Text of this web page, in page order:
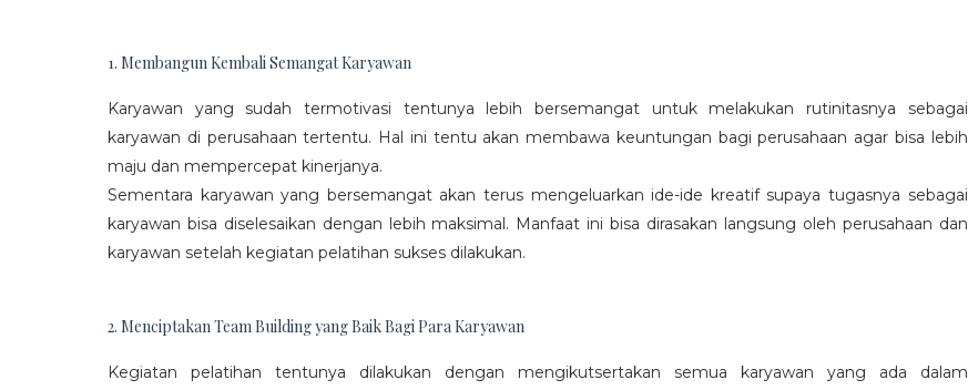
1. Membangun Kembali Semangat Karyawan
Karyawan yang sudah termotivasi tentunya lebih bersemangat untuk melakukan rutinitasnya sebagai
karyawan di perusahaan tertentu. Hal ini tentu akan membawa keuntungan bagi perusahaan agar bisa lebih
maju dan mempercepat kinerjanya.
Sementara karyawan yang bersemangat akan terus mengeluarkan ide-ide kreatif supaya tugasnya sebagai
karyawan bisa diselesaikan dengan lebih maksimal. Manfaat ini bisa dirasakan langsung oleh perusahaan dan
karyawan setelah kegiatan pelatihan sukses dilakukan.
2. Menciptakan Team Building yang Baik Bagi Para Karyawan
Kegiatan pelatihan tentunya dilakukan dengan mengikutsertakan semua karyawan yang ada dalam